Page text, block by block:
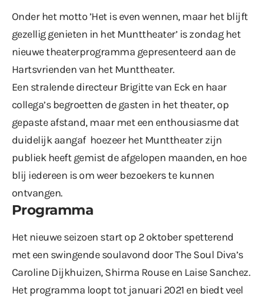
Onder het motto ’Het is even wennen, maar het blijft
gezellig genieten in het Munttheater’ is zondag het
nieuwe theaterprogramma gepresenteerd aan de
Hartsvrienden van het Munttheater.
Een stralende directeur Brigitte van Eck en haar
collega’s begroetten de gasten in het theater, op
gepaste afstand, maar met een enthousiasme dat
duidelijk aangaf hoezeer het Munttheater zijn
publiek heeft gemist de afgelopen maanden, en hoe
blij iedereen is om weer bezoekers te kunnen
ontvangen.
Programma
Het nieuwe seizoen start op 2 oktober spetterend
met een swingende soulavond door The Soul Diva’s
Caroline Dijkhuizen, Shirma Rouse en Laise Sanchez.
Het programma loopt tot januari 2021 en biedt veel